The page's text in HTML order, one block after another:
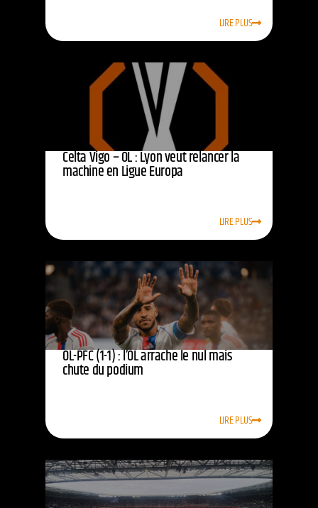
LIRE PLUS
Celta Vigo – OL : Lyon veut relancer la
machine en Ligue Europa
LIRE PLUS
OL-PFC (1-1) : l’OL arrache le nul mais
chute du podium
LIRE PLUS